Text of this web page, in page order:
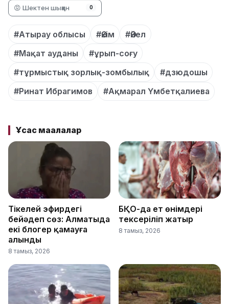
😡 Шектен шыққан 0
#Атырау облысы #Әкім
#Әйел
#Мақат ауданы
#ұрып-соғу
#тұрмыстық зорлық-зомбылық
#дзюдошы
#Ринат Ибрагимов
#Ақмарал Үмбетқалиева
Ұқсас мақалалар
Тікелей эфирдегі
бейәдеп сөз: Алматыда
екі блогер қамауға
алынды
8 тамыз, 2026
БҚО-да ет өнімдері
тексеріліп жатыр
8 тамыз, 2026